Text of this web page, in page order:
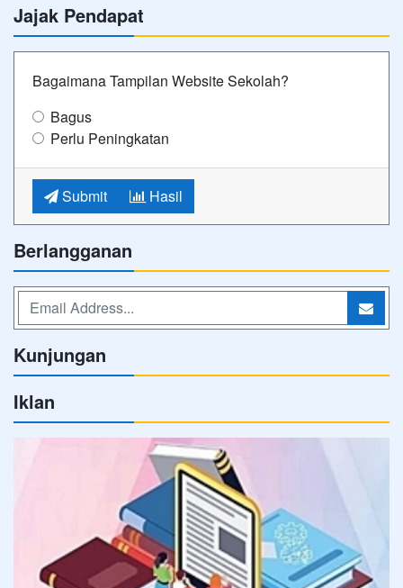
Jajak Pendapat
Bagaimana Tampilan Website Sekolah?
Bagus
Perlu Peningkatan
Submit Hasil
Berlangganan
Kunjungan
Iklan